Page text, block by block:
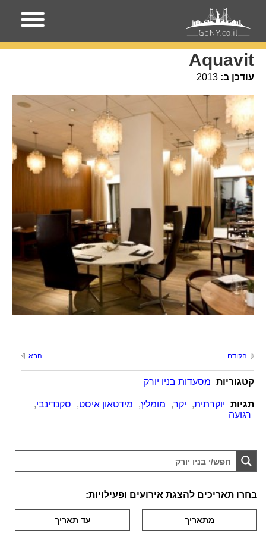
עמוד הבית מקומות בניו-יורק
Aquavit
עודכן ב: 2013
הקודם הבא
קטגוריות מסעדות בניו יורק
תגיות יוקרתית, יקר, מומלץ, מידטאון איסט, סקנדינבי,
רגועה
בחרו תאריכים להצגת אירועים ופעילויות: